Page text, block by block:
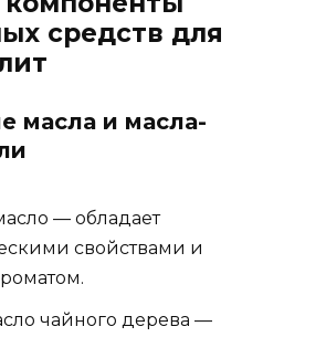
средств для
масла и масла-
— обладает
свойствами и
чайного дерева —